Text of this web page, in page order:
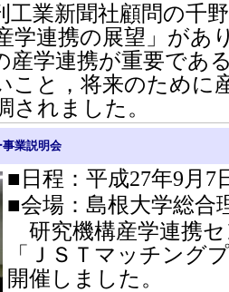
業新聞社顧問の千
学連携の展望」があ
産学連携が重要であ
こと，将来のために
されました。
事業説明会
■日程：平成27年9月7
■会場：島根大学総合
研究機構産学連携
「ＪＳＴマッチング
開催しました。